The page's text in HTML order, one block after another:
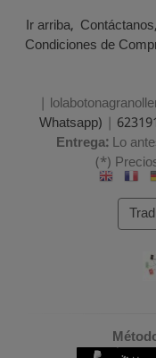
Ir arriba Contáctanos
Condiciones de
|
Whatsapp) |
Entrega:Lo
(*)